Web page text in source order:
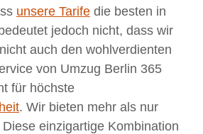
unsere Tarife die besten in
jedoch nicht, dass wir
auch den wohlverdienten
von Umzug Berlin 365
für höchste
. Wir bieten mehr als nur
einzigartige Kombination